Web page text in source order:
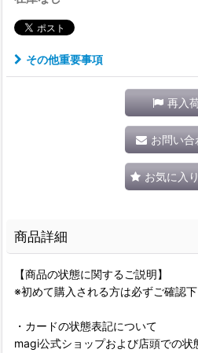
その他重要事項
再入
お問い合
お気に入
商品詳細
【商品の状態に関するご説明】
※初めて購入される方は必ずご確認下
・カードの状態表記について
magi公式ショップおよび店頭での